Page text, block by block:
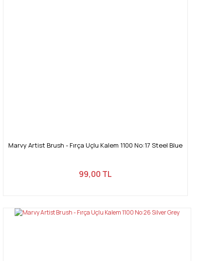
Marvy Artist Brush - Fırça Uçlu Kalem 1100 No:17 Steel Blue
99,00 TL